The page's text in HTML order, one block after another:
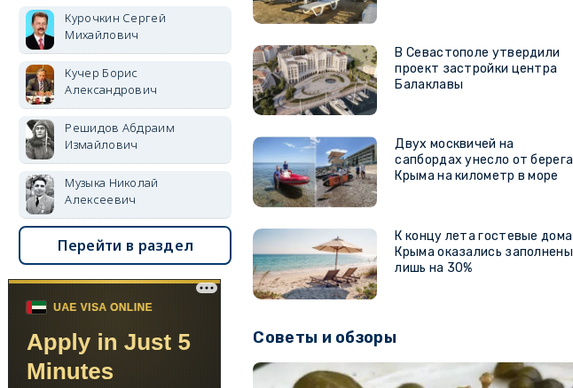
В Севастополе утвердили
проект застройки центра
Балаклавы
Двух москвичей на
сапбордах унесло от берега
Крыма на километр в море
К концу лета гостевые дома
Крыма оказались заполнены
лишь на 30%
Советы и обзоры
Курочкин Сергей
Михайлович
Кучер Борис
Александрович
Решидов Абдраим
Измайлович
Музыка Николай
Алексеевич
Перейти в раздел